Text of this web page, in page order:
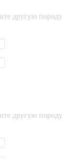
другую породу
другую породу